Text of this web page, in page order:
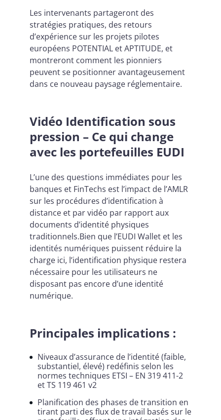
Les intervenants partageront des
stratégies pratiques, des retours
d’expérience sur les projets pilotes
européens POTENTIAL et APTITUDE, et
montreront comment les pionniers
peuvent se positionner avantageusement
dans ce nouveau paysage réglementaire.
Vidéo Identification sous
pression – Ce qui change
avec les portefeuilles EUDI
L’une des questions immédiates pour les
banques et FinTechs est l’impact de l’AMLR
sur les procédures d’identification à
distance et par vidéo par rapport aux
documents d’identité physiques
traditionnels.Bien que l’EUDI Wallet et les
identités numériques puissent réduire la
charge ici, l’identification physique restera
nécessaire pour les utilisateurs ne
disposant pas encore d’une identité
numérique.
Principales implications :
Niveaux d’assurance de l’identité (faible,
substantiel, élevé) redéfinis selon les
normes techniques ETSI – EN 319 411-2
et TS 119 461 v2
Planification des phases de transition en
tirant parti des flux de travail basés sur le